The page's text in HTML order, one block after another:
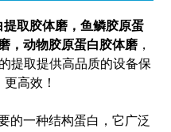
提取胶体磨，鱼鳞胶原蛋
，动物胶原蛋白胶体磨 ，
提取提供高品质的设备保
高效！
的一种结构蛋白，它广泛